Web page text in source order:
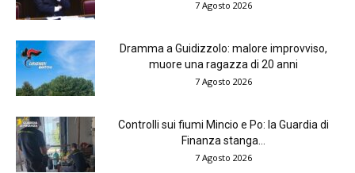
7 Agosto 2026
Dramma a Guidizzolo: malore improvviso,
muore una ragazza di 20 anni
7 Agosto 2026
Controlli sui fiumi Mincio e Po: la Guardia di
Finanza stanga...
7 Agosto 2026